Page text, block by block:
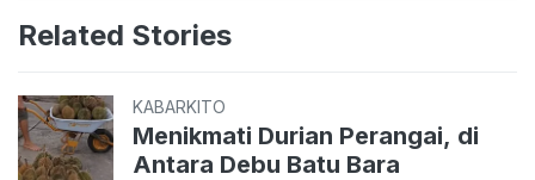
Related Stories
KABARKITO
Menikmati Durian Perangai, di
Antara Debu Batu Bara